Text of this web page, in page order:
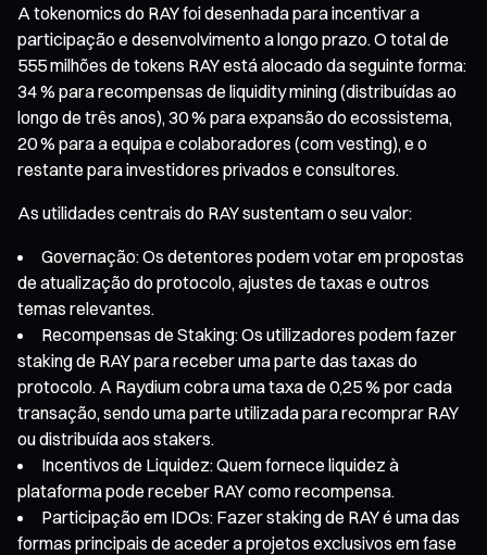
A tokenomics do RAY foi desenhada para incentivar a
participação e desenvolvimento a longo prazo. O total de
555 milhões de tokens RAY está alocado da seguinte forma:
34 % para recompensas de liquidity mining (distribuídas ao
longo de três anos), 30 % para expansão do ecossistema,
20 % para a equipa e colaboradores (com vesting), e o
restante para investidores privados e consultores.
As utilidades centrais do RAY sustentam o seu valor:
Governação: Os detentores podem votar em propostas
de atualização do protocolo, ajustes de taxas e outros
temas relevantes.
Recompensas de Staking: Os utilizadores podem fazer
staking de RAY para receber uma parte das taxas do
protocolo. A Raydium cobra uma taxa de 0,25 % por cada
transação, sendo uma parte utilizada para recomprar RAY
ou distribuída aos stakers.
Incentivos de Liquidez: Quem fornece liquidez à
plataforma pode receber RAY como recompensa.
Participação em IDOs: Fazer staking de RAY é uma das
formas principais de aceder a projetos exclusivos em fase